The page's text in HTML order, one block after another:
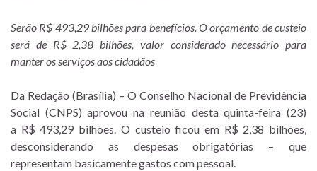
Serão R$ 493,29 bilhões para benefícios. O orçamento de custeio
será de R$ 2,38 bilhões, valor considerado necessário para
manter os serviços aos cidadãos
Da Redação (Brasília) – O Conselho Nacional de Previdência
Social (CNPS) aprovou na reunião desta quinta-feira (23)
a R$ 493,29 bilhões. O custeio ficou em R$ 2,38 bilhões,
desconsiderando as despesas obrigatórias – que
representam basicamente gastos com pessoal.